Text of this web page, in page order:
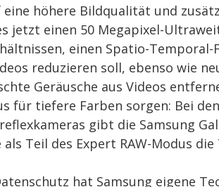
höhere Bildqualität und
jetzt einen 50 Megapixel-
einen Spatio-
reduzieren soll, ebenso wie
Geräusche aus Videos
für tiefere Farben sorgen: Bei
gibt die Samsung
Teil des Expert RAW-Modus
hat Samsung eigene